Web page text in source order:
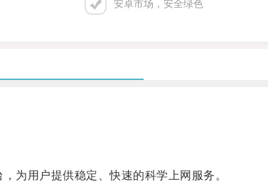
安卓市场，安全绿色
用户提供稳定、快速的科学上网服务。